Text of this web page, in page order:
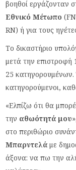
βοηθοί εργάζονταν
Εθνικό Μέτωπο
RN) ή για τους
Το δικαστήριο
μετά την
25
κατηγορούμενοι,
«Ελπίζω ότι θα
την αθωότητά μου
στο περιθώριο
Μπαρντελά με
άξονα: να πω την